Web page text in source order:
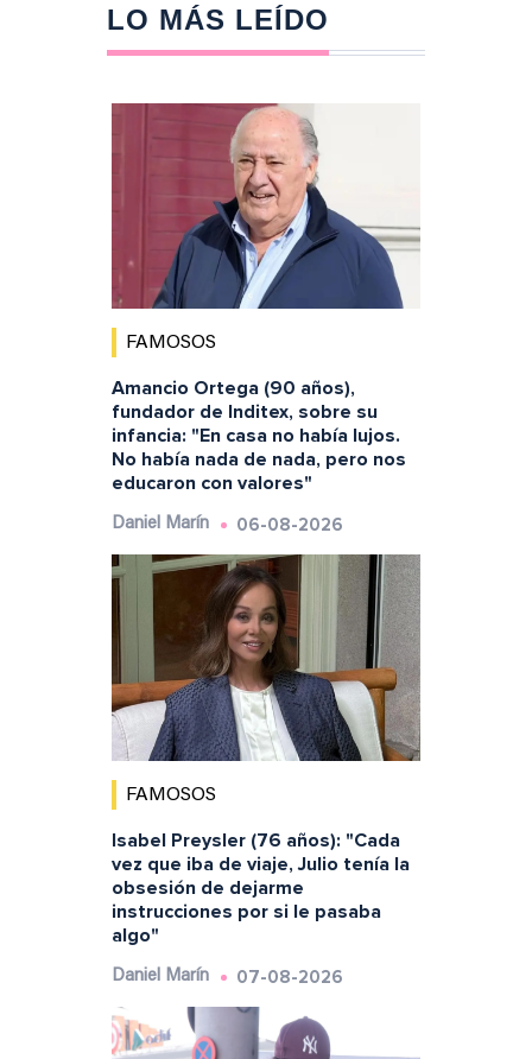
LO MÁS LEÍDO
FAMOSOS
Amancio Ortega (90 años),
fundador de Inditex, sobre su
infancia: "En casa no había lujos.
No había nada de nada, pero nos
educaron con valores"
Daniel Marín 06-08-2026
FAMOSOS
Isabel Preysler (76 años): "Cada
vez que iba de viaje, Julio tenía la
obsesión de dejarme
instrucciones por si le pasaba
algo"
Daniel Marín 07-08-2026